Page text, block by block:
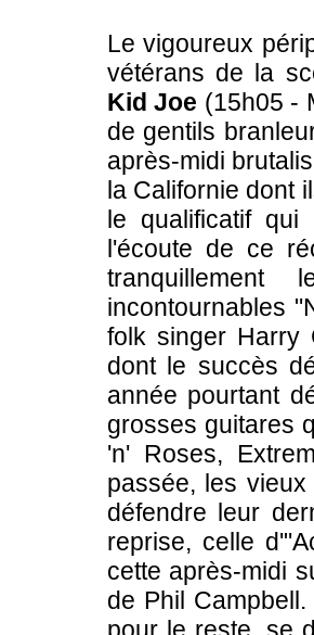
Le vigoureux
vétérans de la
Kid Joe (15h05 -
de gentils
après-midi
la Californie dont
le qualificatif
l'écoute de ce
incontournables
folk singer Harry
dont le succès
année pourtant
grosses guitares
'n' Roses,
passée, les
défendre leur
reprise, celle
cette après-midi
de Phil